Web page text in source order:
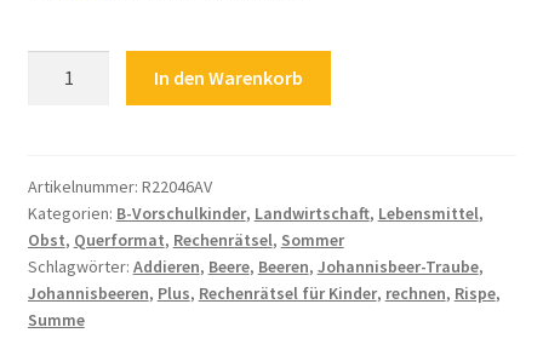
Addieren
Plus
Rechnen
Johannisbeeren
Rispe
Beeren
In den Warenkorb
Artikelnummer: R22046AV
Kategorien: B-Vorschulkinder, Landwirtschaft, Lebensmittel,
Obst, Querformat, Rechenrätsel, Sommer
Schlagwörter: Addieren, Beere, Beeren, Johannisbeer-Traube,
Johannisbeeren, Plus, Rechenrätsel für Kinder, rechnen, Rispe,
Summe